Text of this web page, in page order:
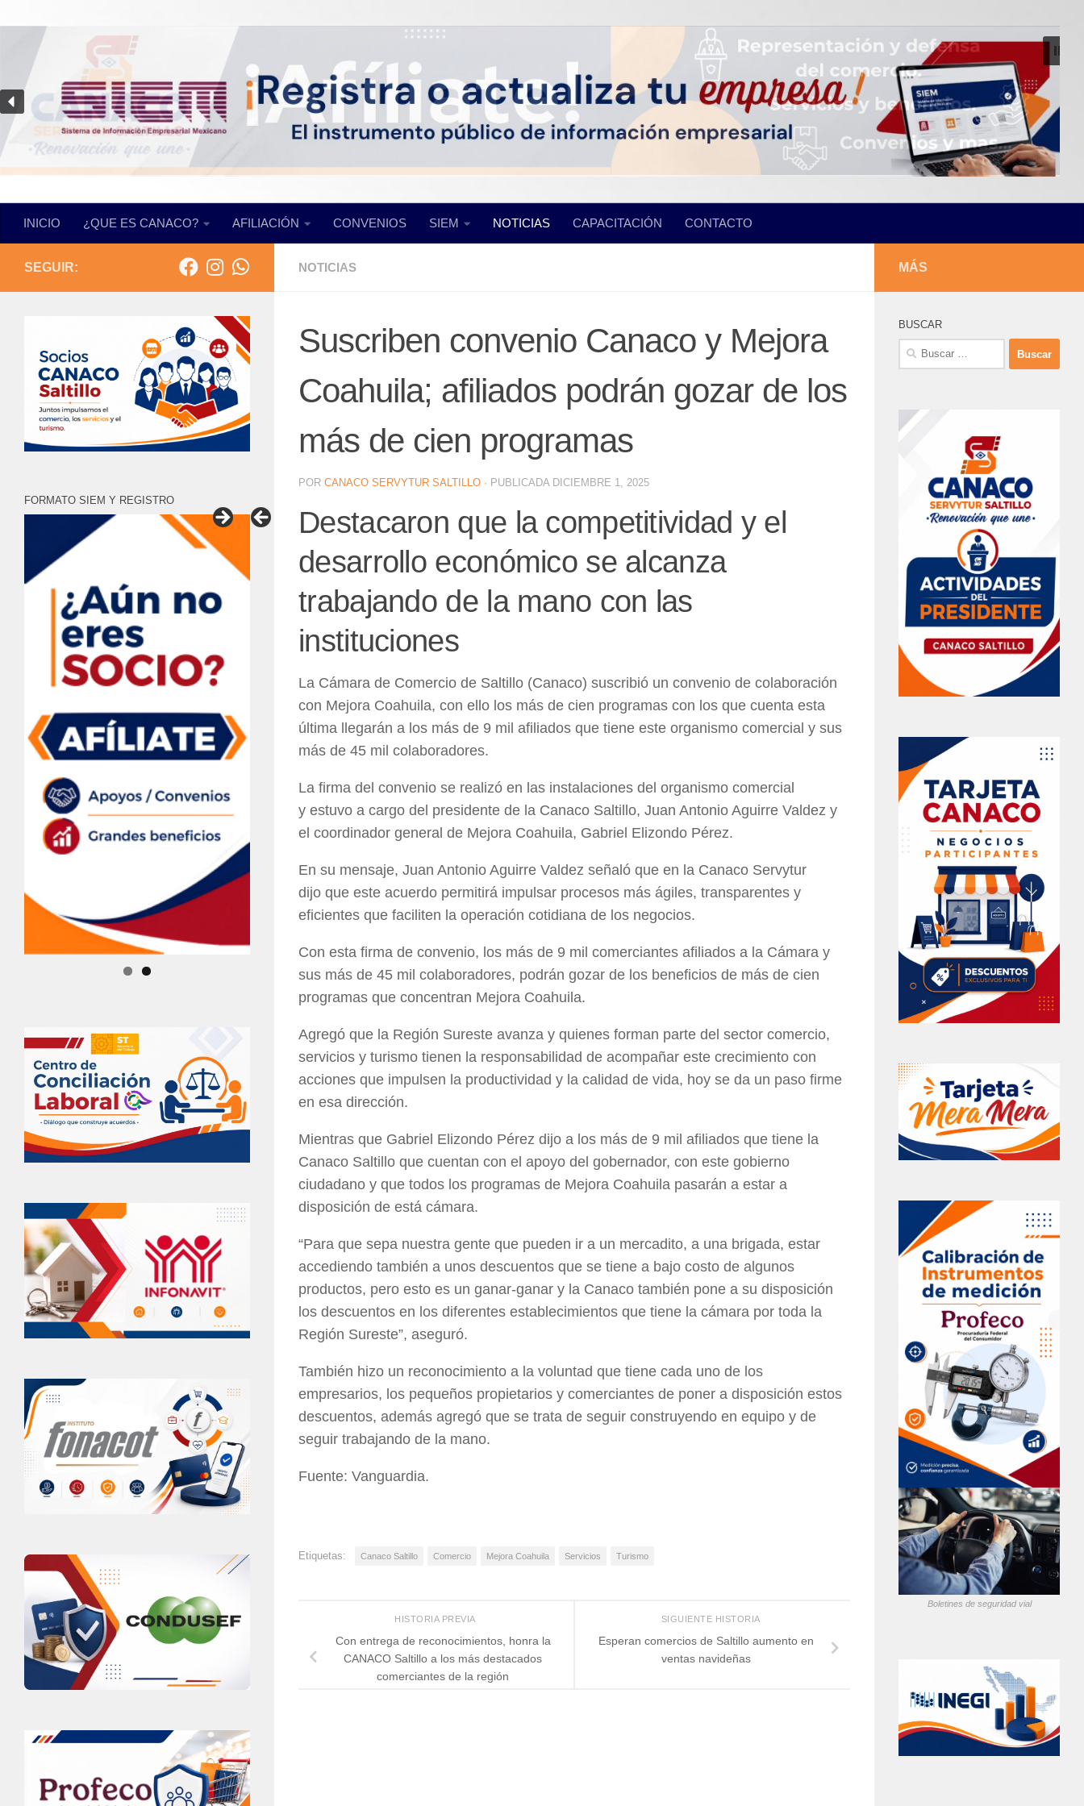
INICIO ¿QUE ES CANACO? AFILIACIÓN CONVENIOS SIEM NOTICIAS CAPACITACIÓN CONTACTO
NOTICIAS
Suscriben convenio Canaco y Mejora
Coahuila; afiliados podrán gozar de los
más de cien programas
POR CANACO SERVYTUR SALTILLO · PUBLICADA DICIEMBRE 1, 2025
Destacaron que la competitividad y el
desarrollo económico se alcanza
trabajando de la mano con las
instituciones
La Cámara de Comercio de Saltillo (Canaco) suscribió un convenio de colaboración
con Mejora Coahuila, con ello los más de cien programas con los que cuenta esta
última llegarán a los más de 9 mil afiliados que tiene este organismo comercial y sus
más de 45 mil colaboradores.
La firma del convenio se realizó en las instalaciones del organismo comercial
y estuvo a cargo del presidente de la Canaco Saltillo, Juan Antonio Aguirre Valdez y
el coordinador general de Mejora Coahuila, Gabriel Elizondo Pérez.
En su mensaje, Juan Antonio Aguirre Valdez señaló que en la Canaco Servytur
dijo que este acuerdo permitirá impulsar procesos más ágiles, transparentes y
eficientes que faciliten la operación cotidiana de los negocios.
Con esta firma de convenio, l os más de 9 mil comerciantes afiliados a la Cámara y
sus más de 45 mil colaboradores, podrán gozar de los beneficios de más de cien
programas que concentran Mejora Coahuila.
Agregó que la Región Sureste avanza y quienes forman parte del sector comercio,
servicios y turismo tienen la responsabilidad de acompañar este crecimiento con
acciones que impulsen la productividad y la calidad de vida, hoy se da un paso firme
en esa dirección.
Mientras que Gabriel Elizondo Pérez dijo a los más de 9 mil afiliados que tiene la
Canaco Saltillo que cuentan con el apoyo del gobernador, con este gobierno
ciudadano y que todos los programas de Mejora Coahuila pasarán a estar a
disposición de está cámara.
“Para que sepa nuestra gente que pueden ir a un mercadito, a una brigada, estar
accediendo también a unos descuentos que se tiene a bajo costo de algunos
productos, pero esto es un ganar-ganar y la Canaco también pone a su disposición
los descuentos en los diferentes establecimientos que tiene la cámara por toda la
Región Sureste”, aseguró.
También hizo un reconocimiento a la voluntad que tiene cada uno de los
empresarios, los pequeños propietarios y comerciantes de poner a disposición estos
descuentos, además agregó que se trata de seguir construyendo en equipo y de
seguir trabajando de la mano.
Fuente: Vanguardia.
Etiquetas: Canaco Saltillo Comercio Mejora Coahuila Servicios Turismo
SIGUIENTE HISTORIA
Esperan comercios de Saltillo aumento en
ventas navideñas
HISTORIA PREVIA
Con entrega de reconocimientos, honra la
CANACO Saltillo a los más destacados
comerciantes de la región
SEGUIR:
FORMATO SIEM Y REGISTRO
MÁS
BUSCAR
Buscar:
Boletines de seguridad vial